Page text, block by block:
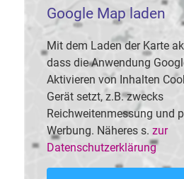
Google Map laden
Mit dem Laden der Karte
dass die Anwendung
Aktivieren von Inhalten
Gerät setzt, z.B. zwecks
Reichweitenmessung und
Werbung. Näheres s. zur
Datenschutzerklärung